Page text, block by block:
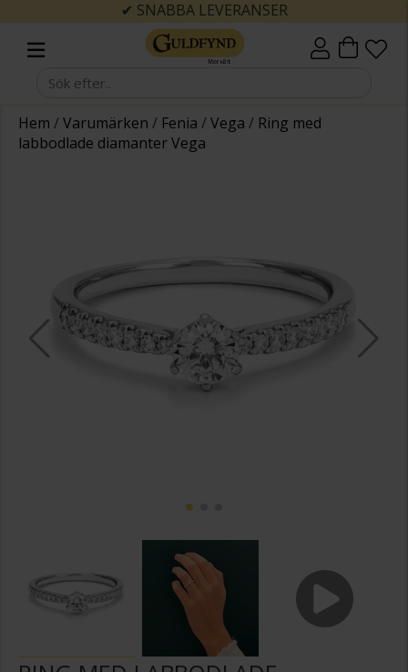
✔ SNABBA LEVERANSER
Hem /Varumärken / Fenia /Vega / Ring med
labbodlade diamanter Vega